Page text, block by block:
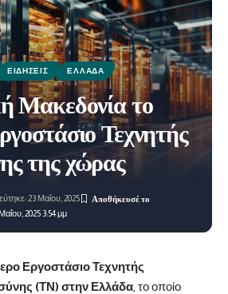
ΕΙΔΉΣΕΙΣ ΕΛΛΆΔΑ
Μακεδονία το
Τεχνητής
της χώρας
2025 3:54 μμ
23 Μαΐου, 2025
Εργοστάσιο Τεχνητής
(ΤΝ) στην Ελλάδα , το οποίο